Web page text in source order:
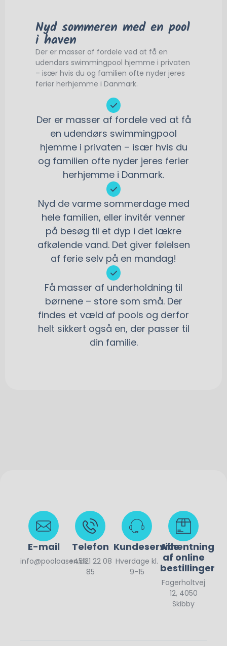
Nyd sommeren med en pool
i haven
Der er masser af fordele ved at få en
udendørs swimmingpool hjemme i privaten
– især hvis du og familien ofte nyder jeres
ferier herhjemme i Danmark.
Der er masser af fordele ved at få
en udendørs swimmingpool
hjemme i privaten – især hvis du
og familien ofte nyder jeres ferier
herhjemme i Danmark.
Nyd de varme sommerdage med
hele familien, eller invitér venner
på besøg til et dyp i det lækre
afkølende vand. Det giver følelsen
af ferie selv på en mandag!
Få masser af underholdning til
børnene – store som små. Der
findes et væld af pools og derfor
helt sikkert også en, der passer til
din familie.
E-mail
info@pooloasen.dk
Telefon
+45 21 22 08
85
Kundeservice
Hverdage kl.
9-15
Afhentning
af online
bestillinger
Fagerholtvej
12, 4050
Skibby